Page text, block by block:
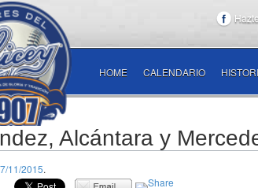
HOME CALENDARIO
Alcántara y
11/2015.